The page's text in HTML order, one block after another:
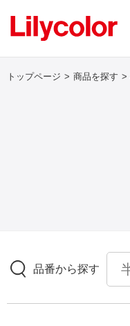
壁紙
トップページ 商品を探す
品番から探す